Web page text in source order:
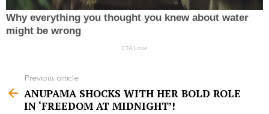
e
Previous article
ANUPAMA SHOCKS WITH HER BOLD ROLE
IN ‘FREEDOM AT MIDNIGHT’!